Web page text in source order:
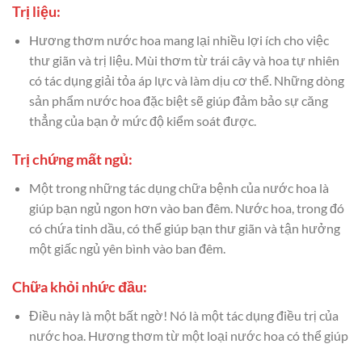
Trị liệu:
Hương thơm nước hoa mang lại nhiều lợi ích cho việc
thư giãn và trị liệu. Mùi thơm từ trái cây và hoa tự nhiên
có tác dụng giải tỏa áp lực và làm dịu cơ thể. Những dòng
sản phẩm nước hoa đặc biệt sẽ giúp đảm bảo sự căng
thẳng của bạn ở mức độ kiểm soát được.
Trị chứng mất ngủ:
Một trong những tác dụng chữa bệnh của nước hoa là
giúp bạn ngủ ngon hơn vào ban đêm. Nước hoa, trong đó
có chứa tinh dầu, có thể giúp bạn thư giãn và tận hưởng
một giấc ngủ yên bình vào ban đêm.
Chữa khỏi nhức đầu:
Điều này là một bất ngờ! Nó là một tác dụng điều trị của
nước hoa. Hương thơm từ một loại nước hoa có thể giúp